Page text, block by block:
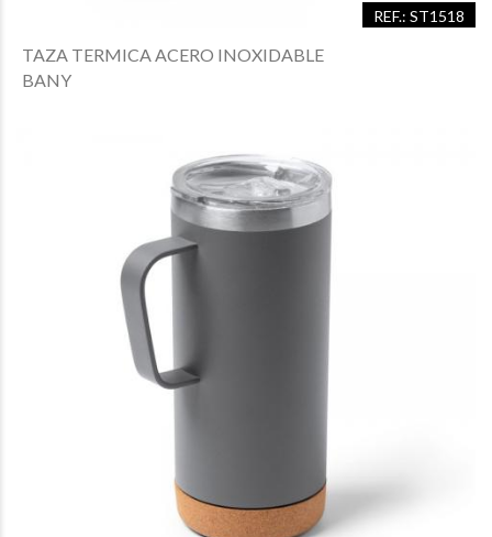
REF.: ST1518
TAZA TERMICA ACERO INOXIDABLE
BANY